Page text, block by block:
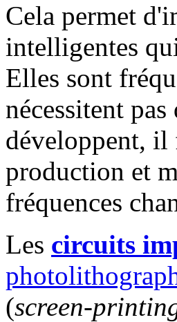
Cela permet
intelligentes
Elles sont
nécessitent
développent, il
production et
fréquences
Les circuits
(screen-